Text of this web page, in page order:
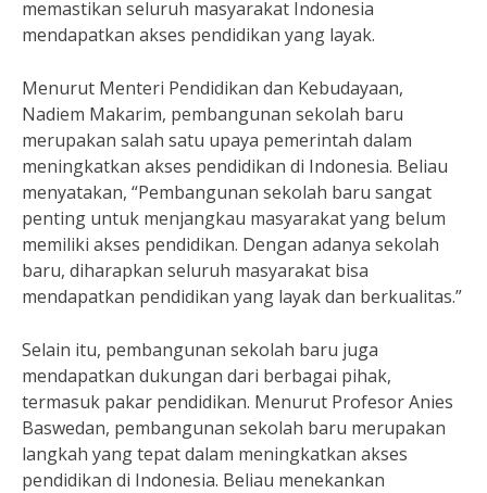
memastikan seluruh masyarakat Indonesia
mendapatkan akses pendidikan yang layak.
Menurut Menteri Pendidikan dan Kebudayaan,
Nadiem Makarim, pembangunan sekolah baru
merupakan salah satu upaya pemerintah dalam
meningkatkan akses pendidikan di Indonesia. Beliau
menyatakan, “Pembangunan sekolah baru sangat
penting untuk menjangkau masyarakat yang belum
memiliki akses pendidikan. Dengan adanya sekolah
baru, diharapkan seluruh masyarakat bisa
mendapatkan pendidikan yang layak dan berkualitas.”
Selain itu, pembangunan sekolah baru juga
mendapatkan dukungan dari berbagai pihak,
termasuk pakar pendidikan. Menurut Profesor Anies
Baswedan, pembangunan sekolah baru merupakan
langkah yang tepat dalam meningkatkan akses
pendidikan di Indonesia. Beliau menekankan